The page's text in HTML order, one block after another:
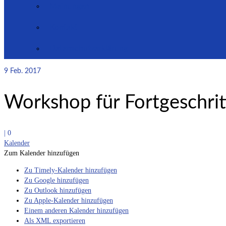
9 Feb. 2017
Workshop für
0
Kalender
Zum Kalender hinzufügen
Zu Timely-Kalender hinzufügen
Zu Google hinzufügen
Zu Outlook hinzufügen
Zu Apple-Kalender hinzufügen
Einem anderen Kalender hinzufügen
Als XML exportieren